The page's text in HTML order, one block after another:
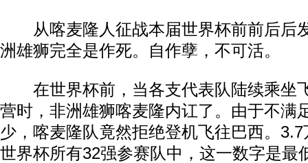
从喀麦隆人征战本届世界杯前前后后
洲雄狮完全是作死。自作孽，不可活。
在世界杯前，当各支代表队陆续乘坐
营时，非洲雄狮喀麦隆内讧了。由于不满
少，喀麦隆队竟然拒绝登机飞往巴西。
世界杯所有32强参赛队中，这一数字是最